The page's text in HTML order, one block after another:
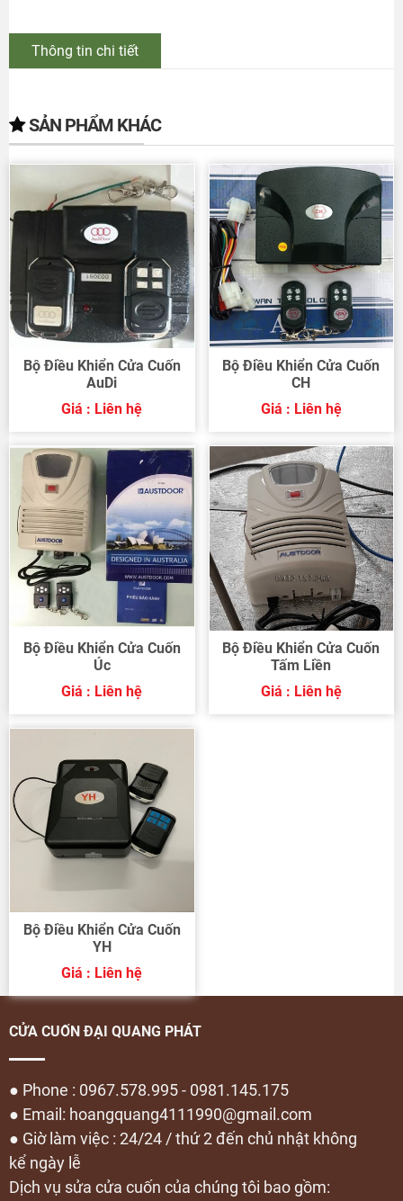
Thông tin chi tiết
SẢN PHẨM KHÁC
Bộ Điều Khiển Cửa Cuốn
AuDi
Giá : Liên hệ
Bộ Điều Khiển Cửa Cuốn
CH
Giá : Liên hệ
Bộ Điều Khiển Cửa Cuốn
Úc
Giá : Liên hệ
Bộ Điều Khiển Cửa Cuốn
Tấm Liền
Giá : Liên hệ
Bộ Điều Khiển Cửa Cuốn
YH
Giá : Liên hệ
CỬA CUỐN ĐẠI QUANG PHÁT
● Phone : 0967.578.995 - 0981.145.175
● Email: hoangquang4111990@gmail.com
● Giờ làm việc : 24/24 / thứ 2 đến chủ nhật không
kể ngày lễ
Dịch vụ sửa cửa cuốn của chúng tôi bao gồm: